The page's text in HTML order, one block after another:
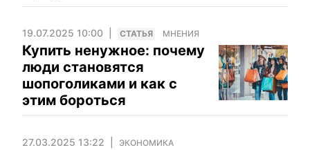
19.07.2025 10:00 CТАТЬЯ МНЕНИЯ
Купить ненужное: почему
люди становятся
шопоголиками и как с
этим бороться
27.03.2025 13:22 ЭКОНОМИКА